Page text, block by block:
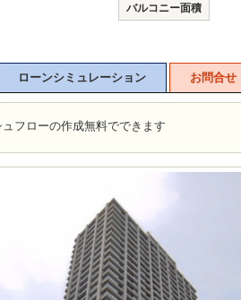
バルコニー面積
ローンシミュレーション お問合せ
フローの作成無料でできます